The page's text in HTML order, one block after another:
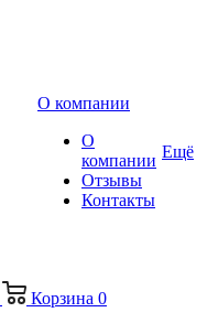
О компании
О
компании
Отзывы
Контакты
Ещё
Корзина 0